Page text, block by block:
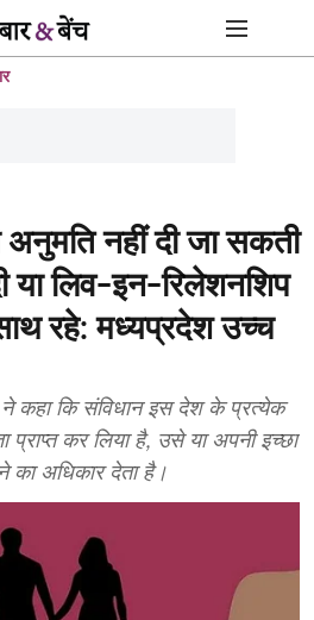
नहीं दी जा सकती
लिव-इन-रिलेशनशिप
रहे: मध्यप्रदेश उच्च
ने कहा कि संविधान इस देश के प्रत्येक
कर लिया है, उसे या अपनी इच्छा
का अधिकार देता है।